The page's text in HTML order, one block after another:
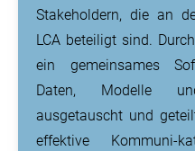
Stakeholdern, die an
LCA beteiligt sind.
ein gemeinsames
Daten, Modelle
ausgetauscht und
effektive Kommuni-